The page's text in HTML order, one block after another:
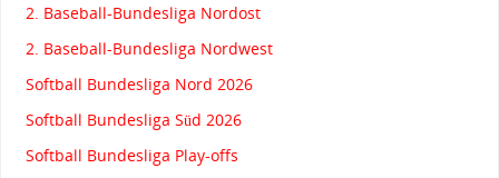
2. Baseball-Bundesliga Nordost
2. Baseball-Bundesliga Nordwest
Softball Bundesliga Nord 2026
Softball Bundesliga Süd 2026
Softball Bundesliga Play-offs